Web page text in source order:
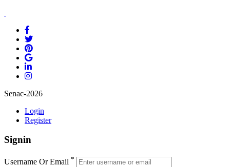
Senac-2026
Login
Register
Signin
Username Or Email *